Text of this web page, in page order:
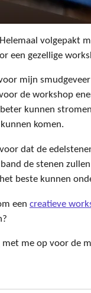
volgepakt
een gezellige
mijn
de workshop
kunnen
komen.
dat de
de stenen
beste kunnen
een creatieve
met me op voor de